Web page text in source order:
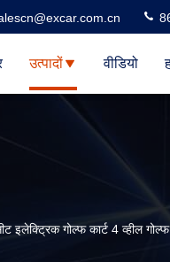
उत्पादों वीडियो
इलेक्ट्रिक गोल्फ कार्ट 4 व्हील